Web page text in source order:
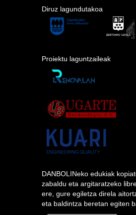
Diruz lagundutakoa
Proiektu laguntzaileak
DANBOLINeko edukiak
zabaldu eta argitaratzeko
ere, gure egiletza direla
eta baldintza beretan egiten